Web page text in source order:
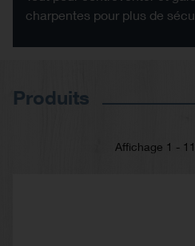
charpentes pour plus de
Produits
Affichage 1 -